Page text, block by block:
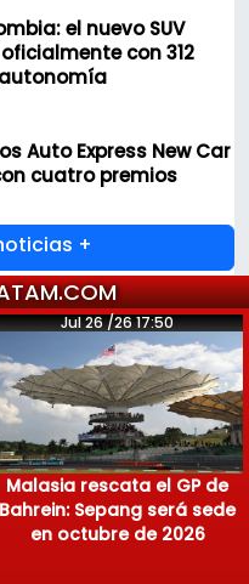
el nuevo SUV
con 312
Auto Express New Car
cuatro premios
+
Jul 26 /26 17:50
Malasia rescata el GP de
Bahrein: Sepang será sede
en octubre de 2026